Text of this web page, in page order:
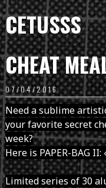
CETUSSS
Passer
directement
au
contenu
CHEAT
07/04/2016
Need a sublime
your favorite secret
week?
Here is PAPER-BAG II:
Limited series of 30